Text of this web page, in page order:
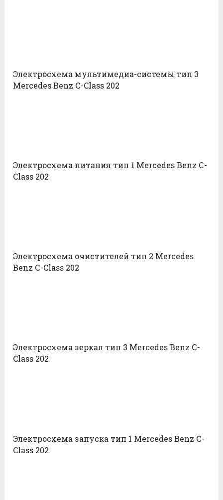
Электросхема мультимедиа-системы тип 3
Mercedes Benz С-Class 202
Электросхема питания тип 1 Mercedes Benz С-
Class 202
Электросхема очистителей тип 2 Mercedes
Benz С-Class 202
Электросхема зеркал тип 3 Mercedes Benz С-
Class 202
Электросхема запуска тип 1 Mercedes Benz С-
Class 202